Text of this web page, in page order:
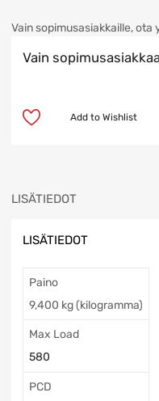
Vain sopimusasiakkaille,
Vain
Add to Wishlist
LISÄTIEDOT
LISÄTIEDOT
Paino
9,400 kg (kilogramma)
Max Load
580
PCD